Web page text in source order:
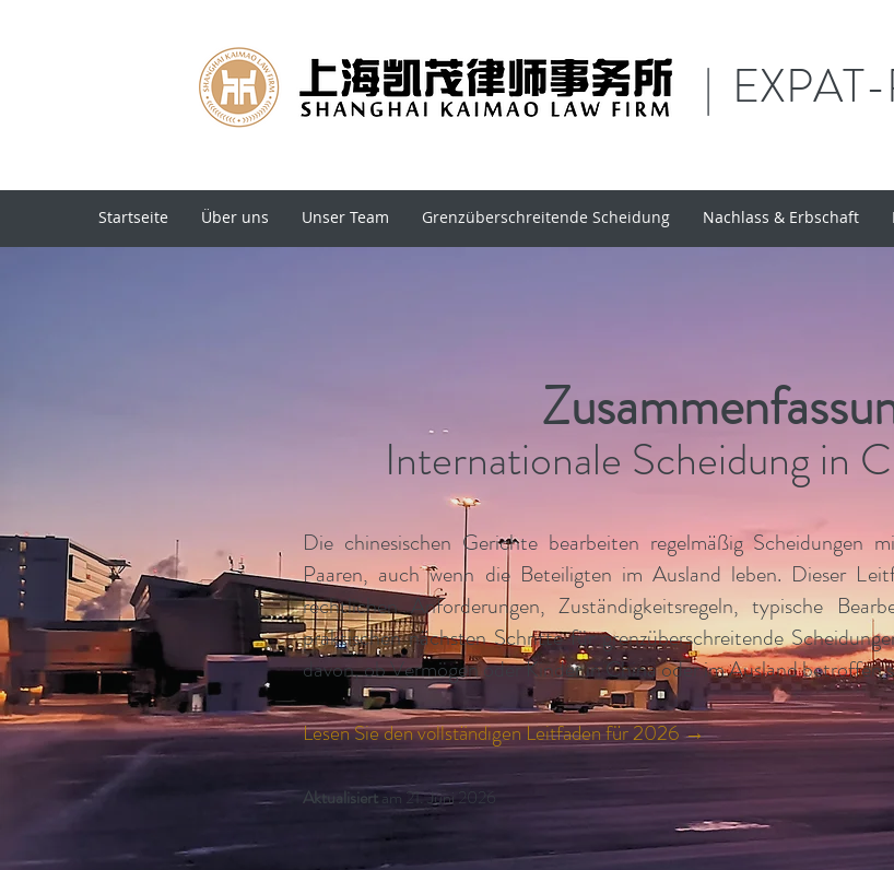
|
Startseite Über uns Unser Team Grenzüberschreitende Scheidung Nachlass & Erbschaft
Internationale Scheidung in
Die chinesischen Gerichte bearbeiten regelmäßig Scheidungen
Paaren, auch wenn die Beteiligten im Ausland leben. Dieser
rechtlichen Anforderungen, Zuständigkeitsregeln, typische
praktischen nächsten Schritte für grenzüberschreitende
davon, ob Vermögen oder Kinder in China oder im Ausland betroffen
Lesen Sie den vollständigen Leitfaden für 2026 →
Aktualisiertam 21. Juni 2026